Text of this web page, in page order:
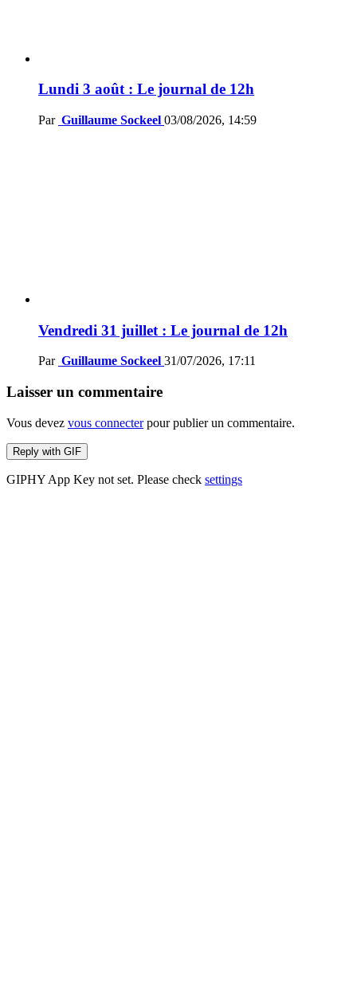
Lundi 3 août : Le journal de 12h
Par Guillaume Sockeel 03/08/2026, 14:59
Vendredi 31 juillet : Le journal de 12h
Par Guillaume Sockeel 31/07/2026, 17:11
Laisser un commentaire
Vous devez vous connecterpour publier un commentaire.
Reply with GIF
GIPHY App Key not set. Please check settings